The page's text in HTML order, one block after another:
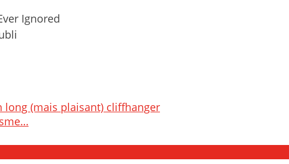
Ignored
long (mais plaisant) cliffhanger